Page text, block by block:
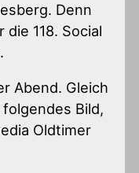
Denn
118. Social
Abend. Gleich
Bild,
Oldtimer